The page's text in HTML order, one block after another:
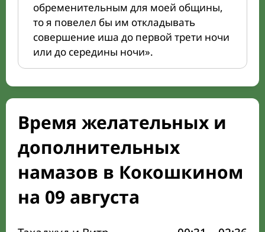
обременительным для моей общины,
то я повелел бы им откладывать
совершение иша до первой трети ночи
или до середины ночи».
Время желательных и
дополнительных
намазов в Кокошкином
на 09 августа